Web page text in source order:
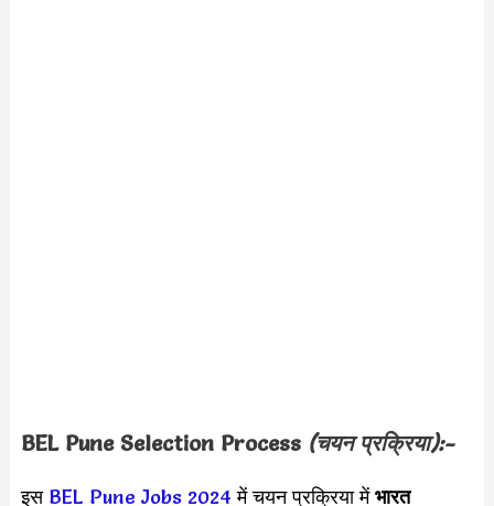
BEL Pune Selection Process (चयन प्रक्रिया):-
इस BEL Pune Jobs 2024 में चयन प्रक्रिया मेंभारत